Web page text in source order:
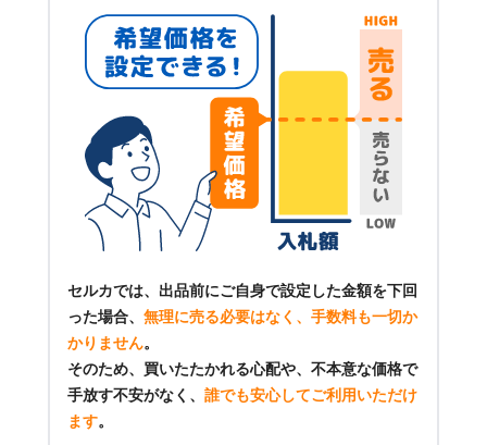
セルカでは、出品前にご自身で設定した金額を下回
った場合、 無理に売る必要はなく、手数料も一切か
かりません。
そのため、買いたたかれる心配や、不本意な価格で
手放す不安がなく、 誰でも安心してご利用いただけ
ます。